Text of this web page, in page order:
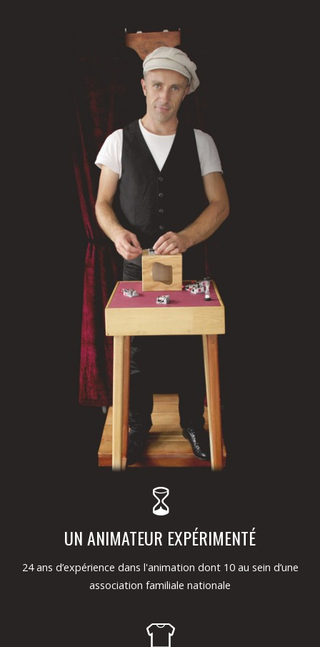
UN ANIMATEUR EXPÉRIMENTÉ
24 ans d’expérience dans l'animation dont 10 au sein d’une
association familiale nationale